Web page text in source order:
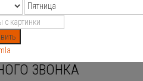
ЗВОНКА